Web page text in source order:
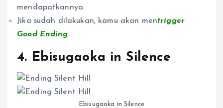
mendapatkannya.
Jika sudah dilakukan, kamu akan mentrigger
Good Ending.
4. Ebisugaoka in Silence
Ebisugaoka in Silence